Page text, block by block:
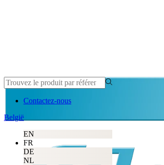
Contactez-nous
België
EN
FR
DE
NL